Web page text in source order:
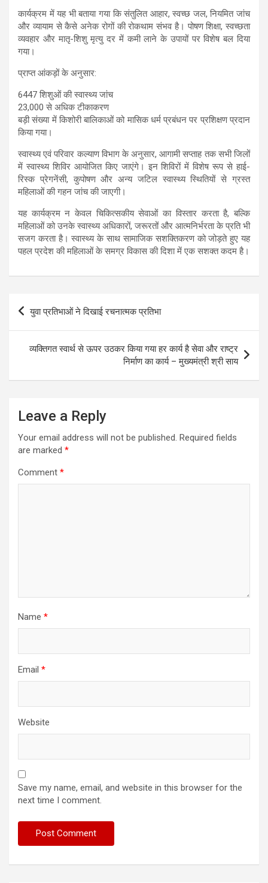
कार्यक्रम में यह भी बताया गया कि संतुलित आहार, स्वच्छ जल, नियमित जांच
और व्यायाम से कैसे अनेक रोगों की रोकथाम संभव है। पोषण शिक्षा, स्वच्छता
व्यवहार और मातृ-शिशु मृत्यु दर में कमी लाने के उपायों पर विशेष बल दिया
गया।
प्राप्त आंकड़ों के अनुसार:
6447 शिशुओं की स्वास्थ्य जांच
23,000 से अधिक टीकाकरण
बड़ी संख्या में किशोरी बालिकाओं को मासिक धर्म प्रबंधन पर प्रशिक्षण प्रदान
किया गया।
स्वास्थ्य एवं परिवार कल्याण विभाग के अनुसार, आगामी सप्ताह तक सभी जिलों
में स्वास्थ्य शिविर आयोजित किए जाएंगे। इन शिविरों में विशेष रूप से हाई-
रिस्क प्रेगनेंसी, कुपोषण और अन्य जटिल स्वास्थ्य स्थितियों से ग्रस्त
महिलाओं की गहन जांच की जाएगी।
यह कार्यक्रम न केवल चिकित्सकीय सेवाओं का विस्तार करता है, बल्कि
महिलाओं को उनके स्वास्थ्य अधिकारों, जरूरतों और आत्मनिर्भरता के प्रति भी
सजग करता है। स्वास्थ्य के साथ सामाजिक सशक्तिकरण को जोड़ते हुए यह
पहल प्रदेश की महिलाओं के समग्र विकास की दिशा में एक सशक्त कदम है।
Post
navigation
युवा प्रतिभाओं ने दिखाई रचनात्मक प्रतिभा
व्यक्तिगत स्वार्थ से ऊपर उठकर किया गया हर कार्य है सेवा और राष्ट्र
निर्माण का कार्य – मुख्यमंत्री श्री साय
Leave a Reply
Your email address will not be published. Required fields
are marked *
Comment *
Name *
Email *
Website
Save my name, email, and website in this browser for the
next time I comment.